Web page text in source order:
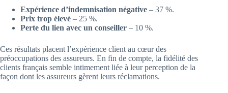
Expérience d’indemnisation négative – 37 %.
Prix trop élevé – 25 %.
Perte du lien avec un conseiller – 10 %.
Ces résultats placent l’expérience client au cœur des
préoccupations des assureurs. En fin de compte, la fidélité des
clients français semble intimement liée à leur perception de la
façon dont les assureurs gèrent leurs réclamations.